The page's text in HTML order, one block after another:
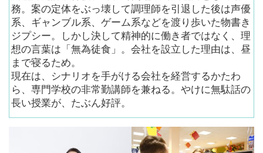
務。案の定体をぶっ壊して調理師を引退した後は声優
系、ギャンブル系、ゲーム系などを渡り歩いた物書き
ジプシー。しかし決して精神的に働き者ではなく、理
想の言葉は「無為徒食」。会社を設立した理由は、昼
まで寝るため。
現在は、シナリオを手がける会社を経営するかたわ
ら、専門学校の非常勤講師を兼ねる。やけに無駄話の
長い授業が、たぶん好評。